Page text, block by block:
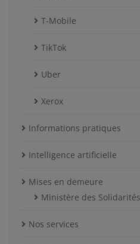
T-Mobile
TikTok
Uber
Xerox
Informations pratiques
Intelligence artificielle
Mises en demeure
Ministère des
Nos services